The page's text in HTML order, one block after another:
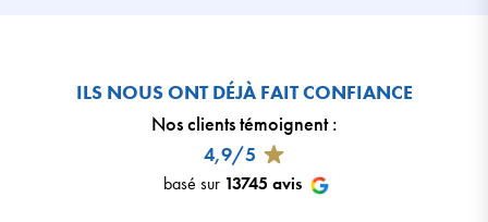
ILS NOUS ONT DÉJÀ FAIT CONFIANCE
Nos clients témoignent:
4,9/5
basé sur 13745 avis